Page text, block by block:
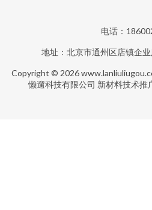
电话：
地址：北京市通州区店镇企
Copyright © 2026
懒遛科技有限公司 新材料技术推